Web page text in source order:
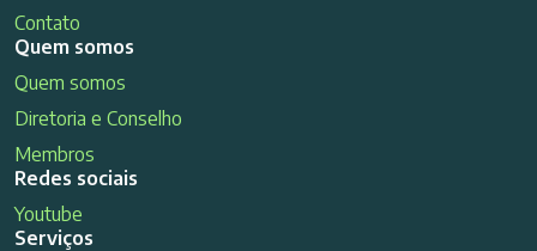
Contato
Quem somos
Quem somos
Diretoria e Conselho
Membros
Redes sociais
Youtube
Serviços